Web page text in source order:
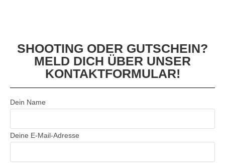
SHOOTING ODER GUTSCHEIN?
MELD DICH ÜBER UNSER
KONTAKTFORMULAR!
Dein Name
Deine E-Mail-Adresse